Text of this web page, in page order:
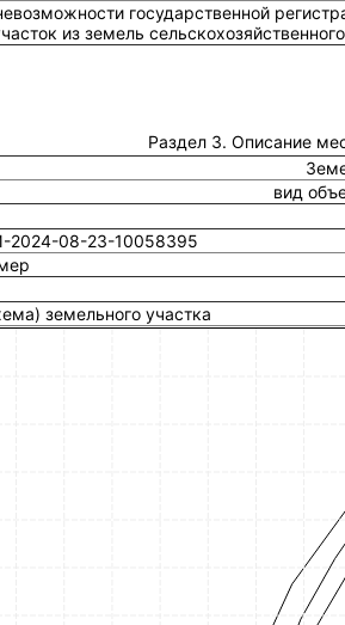
государственной
из земель
Раздел 3. Описание
вид
2024-08-23-10058395
земельного участка